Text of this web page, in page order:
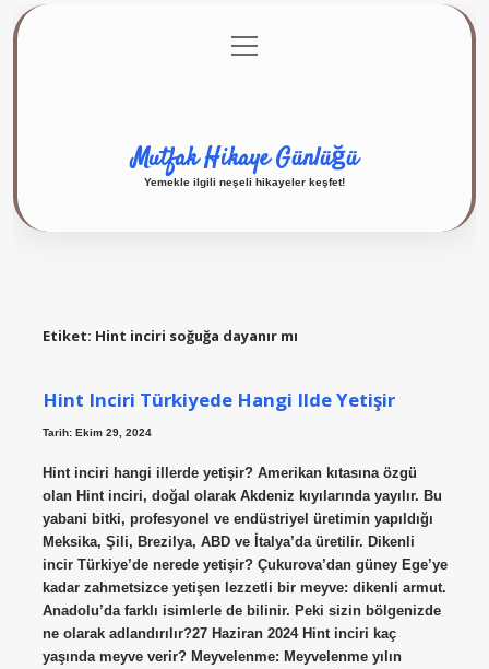
Gizlilik Politikası
menüyü
aç
Mutfak Hikaye Günlüğü
Yemekle ilgili neşeli hikayeler keşfet!
Etiket: Hint inciri soğuğa dayanır mı
Hint Inciri Türkiyede Hangi Ilde Yetişir
Tarih: Ekim 29, 2024
Hint inciri hangi illerde yetişir? Amerikan kıtasına özgü
olan Hint inciri, doğal olarak Akdeniz kıyılarında yayılır. Bu
yabani bitki, profesyonel ve endüstriyel üretimin yapıldığı
Meksika, Şili, Brezilya, ABD ve İtalya’da üretilir. Dikenli
incir Türkiye’de nerede yetişir? Çukurova’dan güney Ege’ye
kadar zahmetsizce yetişen lezzetli bir meyve: dikenli armut.
Anadolu’da farklı isimlerle de bilinir. Peki sizin bölgenizde
ne olarak adlandırılır?27 Haziran 2024 Hint inciri kaç
yaşında meyve verir? Meyvelenme: Meyvelenme yılın